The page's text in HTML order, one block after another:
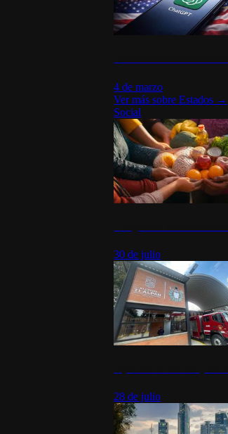
4 de marzo
Ver más sobreEstados →
Social
30 de julio
28 de julio